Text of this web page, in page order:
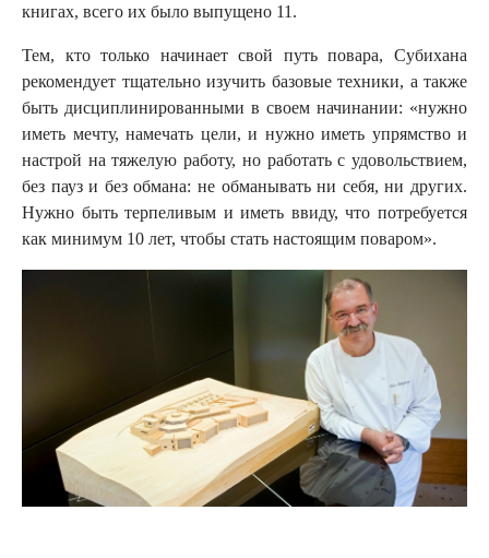
книгах, всего их было выпущено 11.
Тем, кто только начинает свой путь повара, Субихана
рекомендует тщательно изучить базовые техники, а также
быть дисциплинированными в своем начинании: «нужно
иметь мечту, намечать цели, и нужно иметь упрямство и
настрой на тяжелую работу, но работать с удовольствием,
без пауз и без обмана: не обманывать ни себя, ни других.
Нужно быть терпеливым и иметь ввиду, что потребуется
как минимум 10 лет, чтобы стать настоящим поваром».